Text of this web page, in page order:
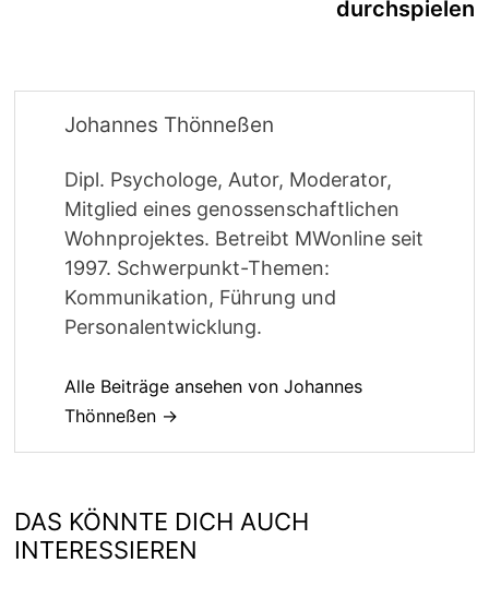
durchspielen
Johannes Thönneßen
Dipl. Psychologe, Autor, Moderator,
Mitglied eines genossenschaftlichen
Wohnprojektes. Betreibt MWonline seit
1997. Schwerpunkt-Themen:
Kommunikation, Führung und
Personalentwicklung.
Alle Beiträge ansehen von Johannes
Thönneßen →
DAS KÖNNTE DICH AUCH
INTERESSIEREN